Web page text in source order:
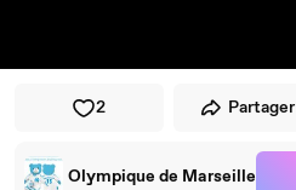
2 Partager
Olympique de Marseille